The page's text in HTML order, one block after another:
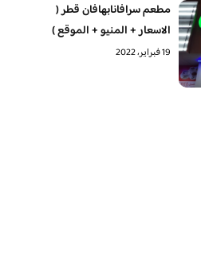
مطعم سرافانابهافان قطر (
الاسعار + المنيو + الموقع )
19 فبراير، 2022